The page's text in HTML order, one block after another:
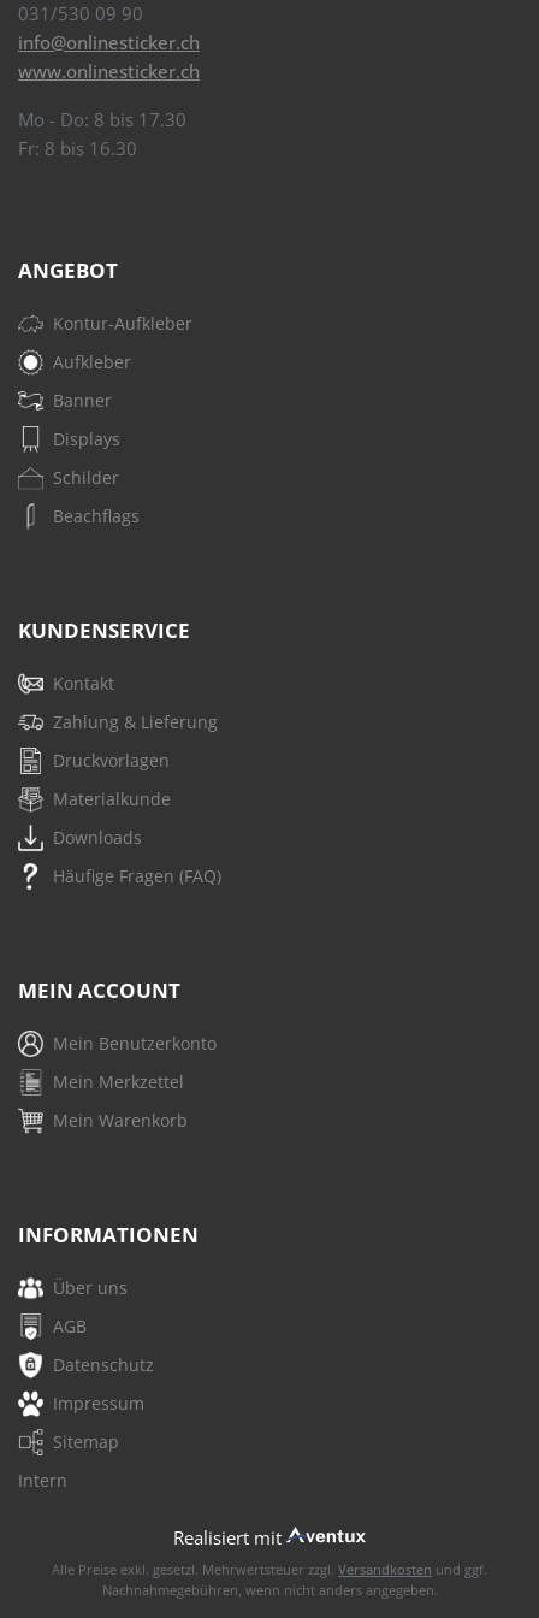
031/530 09 90
info@onlinesticker.ch
www.onlinesticker.ch
Mo - Do: 8 bis 17.30
Fr: 8 bis 16.30
ANGEBOT
Kontur-Aufkleber
Aufkleber
Banner
Displays
Schilder
Beachflags
KUNDENSERVICE
Kontakt
Zahlung & Lieferung
Druckvorlagen
Materialkunde
Downloads
Häufige Fragen (FAQ)
MEIN ACCOUNT
Mein Benutzerkonto
Mein Merkzettel
Mein Warenkorb
INFORMATIONEN
Über uns
AGB
Datenschutz
Impressum
Sitemap
Intern
Realisiert mit
Alle Preise exkl. gesetzl. Mehrwertsteuer zzgl. Versandkosten und ggf.
Nachnahmegebühren, wenn nicht anders angegeben.